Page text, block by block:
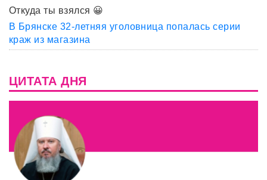
Откуда ты взялся 😀
В Брянске 32-летняя уголовница попалась серии
краж из магазина
ЦИТАТА ДНЯ